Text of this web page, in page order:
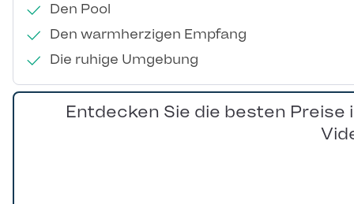
Den Pool
Den warmherzigen Empfang
Die ruhige Umgebung
Entdecken Sie die besten Preise